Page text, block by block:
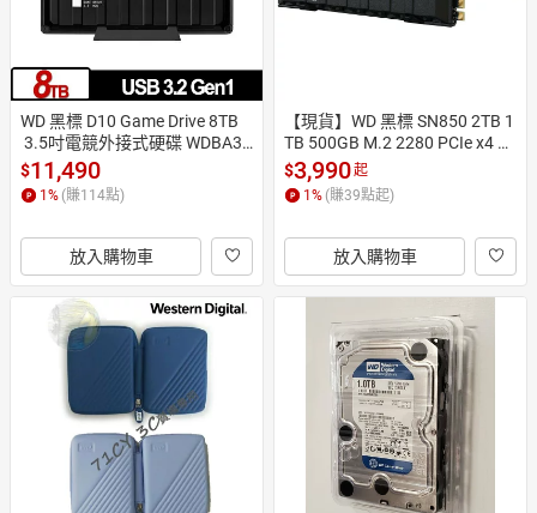
WD 黑標 D10 Game Drive 8TB
3.5吋電競外接式硬碟 WDBA3P
0080HBK-SESN
$11,490
1 % (賺114點)
放入購物車
【現貨】WD 黑標 SN850 2TB 1
TB 500GB M.2 2280 PCIe x4 SS
D固態硬碟 PS5適用
$3,990起
1 % (賺39點起)
放入購物車